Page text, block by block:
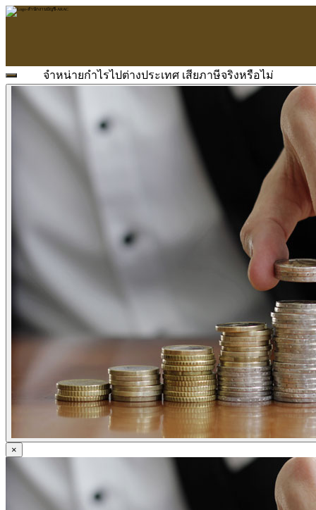
หน้าแรก
ARAC
ข้อมูลบริษัท
ที่ปรึกษาวางแผนภาษีอากร
จัดทำเงินเดือน
บริการ E-Filing
ข่าวสารบัญชี
ข่าวภาษี
ข่าวธุรกิจ
ข่าวสัมมนา
ข่าวไอที
จำหน่ายกำไรไปต่างประเทศ เสียภาษีจริงหรือไม่
×